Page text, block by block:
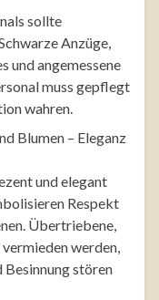
sollte
Anzüge,
und angemessene
muss gepflegt
wahren.
Blumen – Eleganz
und elegant
Respekt
Übertriebene,
werden,
Besinnung stören